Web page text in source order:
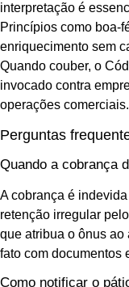
interpretação é
Princípios como boa-
enriquecimento sem
Quando couber, o
invocado contra
operações comerciais.
Perguntas
Quando a cobrança
A cobrança é
retenção irregular
que atribua o ônus ao
fato com documentos
Como notificar o